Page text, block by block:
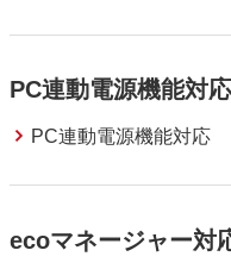
PC連動電源機能対応
PC連動電源機能対応
ecoマネージャー対